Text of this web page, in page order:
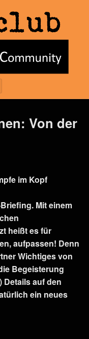
Von der
im Kopf
Mit einem
heißt es für
aufpassen! Denn
Wichtiges von
Begeisterung
Details auf den
ein neues